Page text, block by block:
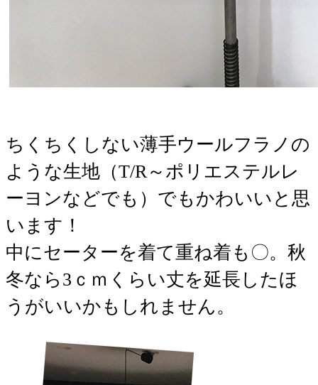
ちくちくしない薄手ウールフラノの
ような生地（T/R～ポリエステルレ
ーヨンなどでも）でもかわいいと思
います！
中にセーターを着て重ね着も〇。秋
冬なら3ｃｍくらい丈を延長したほ
うがいいかもしれません。